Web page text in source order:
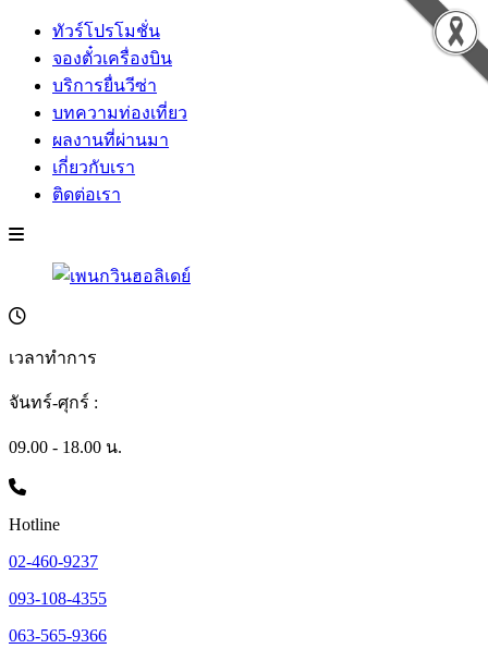
ทัวร์โปรโมชั่น
จองตั๋วเครื่องบิน
บริการยื่นวีซ่า
บทความท่องเที่ยว
ผลงานที่ผ่านมา
เกี่ยวกับเรา
ติดต่อเรา
เวลาทำการ
จันทร์-ศุกร์ :
09.00 - 18.00 น.
Hotline
02-460-9237
093-108-4355
063-565-9366